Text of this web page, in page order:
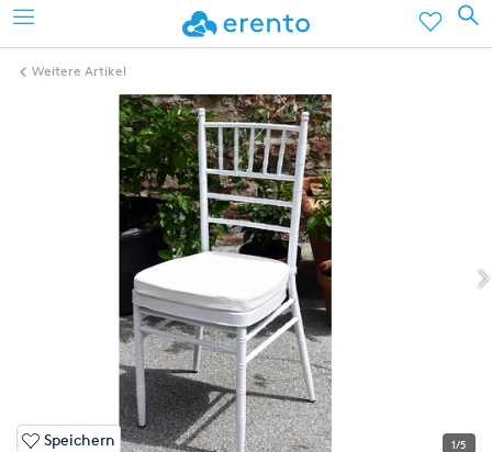
Weitere Artikel
Speichern 1/5